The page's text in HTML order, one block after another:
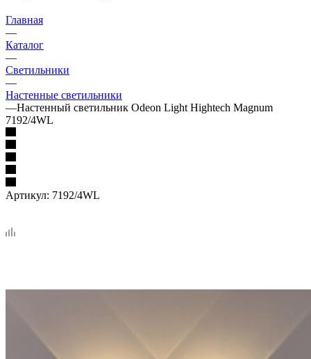
Главная
—
Каталог
—
Светильники
—
Настенные светильники
—Настенный светильник Odeon Light Hightech Magnum
7192/4WL
Артикул: 7192/4WL